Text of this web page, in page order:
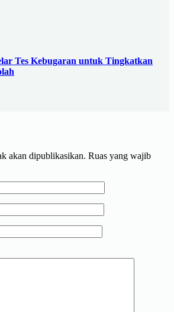
Tes Kebugaran untuk Tingkatkan
akan dipublikasikan. Ruas yang wajib